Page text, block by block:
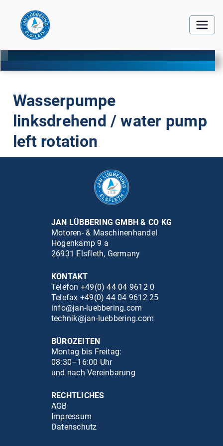
Wasserpumpe
linksdrehend / water pump
left rotation
JAN LÜBBERING GMBH & CO KG
Motoren- & Maschinenhandel
Hogenkamp 9 a
26931 Elsfleth, Germany
KONTAKT
Telefon +49(0) 44 04 9612 0
Telefax +49(0) 44 04 9612 25
info@jan-luebbering.com
technik@jan-luebbering.com
BÜROZEITEN
Montag bis Freitag:
08:30–16:00 Uhr
und nach Vereinbarung
RECHTLICHES
AGB
Impressum
Datenschutz